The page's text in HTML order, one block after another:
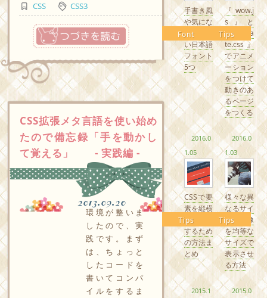
CSS CSS3
つづきを読む
CSS拡張メタ言語を使い始め
たので備忘録「手を動かし
て覚える」 - 実践編 -
2013.09.20
環境が整いま
したので、実
践です。まず
は、ちょっと
したコードを
書いてコンパ
イルをするま
Font
手書き風
や気にな
るかわい
い日本語
フォント
5つ
Tips
『wow.j
s』と
『Anima
te.css』
でアニメ
ーション
をつけて
動きのあ
るページ
をつくる
2016.0
1.05
Tips
CSSで要
素を縦横
中央配置
するため
の方法ま
とめ
2016.0
1.03
Tips
様々な異
なるサイ
ズの画像
を均等な
サイズで
表示させ
る方法
2015.1
2015.0